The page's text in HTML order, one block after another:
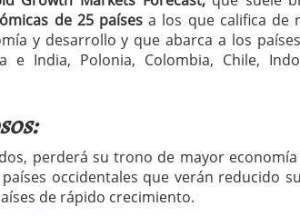
de 25 países a los que califica de
y desarrollo y que abarca a los países
India, Polonia, Colombia, Chile,
perderá su trono de mayor
occidentales que verán reducido
de rápido crecimiento.